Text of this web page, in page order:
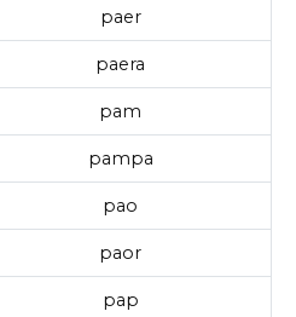
paer
paera
pam
pampa
pao
paor
pap